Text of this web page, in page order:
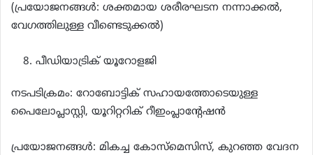
(പ്രയോജനങ്ങൾ: ശക്തമായ ശരീരഘടന നന്നാക്കൽ,
വേഗത്തിലുള്ള വീണ്ടെടുക്കൽ)
പീഡിയാട്രിക് യൂറോളജി
നടപടിക്രമം: റോബോട്ടിക് സഹായത്തോടെയുള്ള
പൈലോപ്ലാസ്റ്റി, യൂറിറ്ററിക് റീഇംപ്ലാന്റേഷൻ
പ്രയോജനങ്ങൾ: മികച്ച കോസ്മെസിസ്, കുറഞ്ഞ വേദന